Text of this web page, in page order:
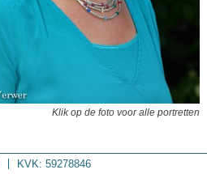
Klik op de foto voor alle portretten
KVK: 59278846